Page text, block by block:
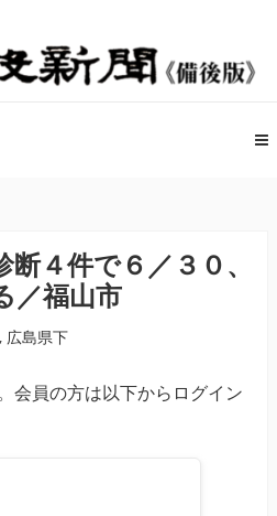
４件で６／３０、
／福山市
, 広島県下
会員の方は以下からログイン